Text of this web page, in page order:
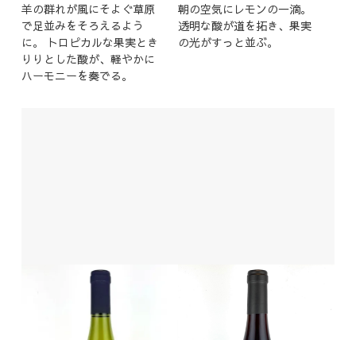
羊の群れが風にそよぐ草原
で足並みをそろえるよう
に。 トロピカルな果実とき
りりとした酸が、軽やかに
ハーモニーを奏でる。
朝の空気にレモンの一滴。
透明な酸が道を拓き、果実
の光がすっと並ぶ。